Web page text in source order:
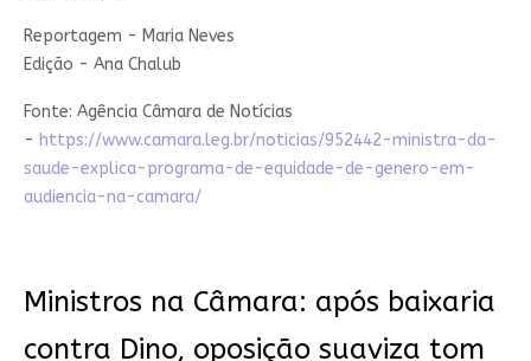
Reportagem - Maria Neves
Edição - Ana Chalub
Fonte: Agência Câmara de Notícias
- https://www.camara.leg.br/noticias/952442-ministra-da-
saude-explica-programa-de-equidade-de-genero-em-
audiencia-na-camara/
Ministros na Câmara: após baixaria
contra Dino, oposição suaviza tom